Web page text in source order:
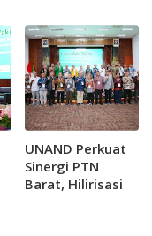
Bersih untuk 300
KK di Lambung
Bukit
UNAND Perkuat
Sinergi PTN
Barat, Hilirisasi